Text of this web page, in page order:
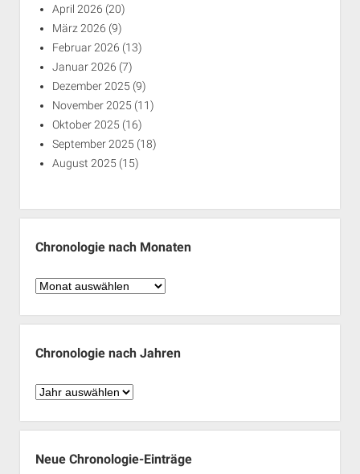
April 2026 (20)
März 2026 (9)
Februar 2026 (13)
Januar 2026 (7)
Dezember 2025 (9)
November 2025 (11)
Oktober 2025 (16)
September 2025 (18)
August 2025 (15)
Chronologie nach Monaten
Chronologie
Monaten
Chronologie nach Jahren
Chronologie
Jahren
Neue Chronologie-Einträge